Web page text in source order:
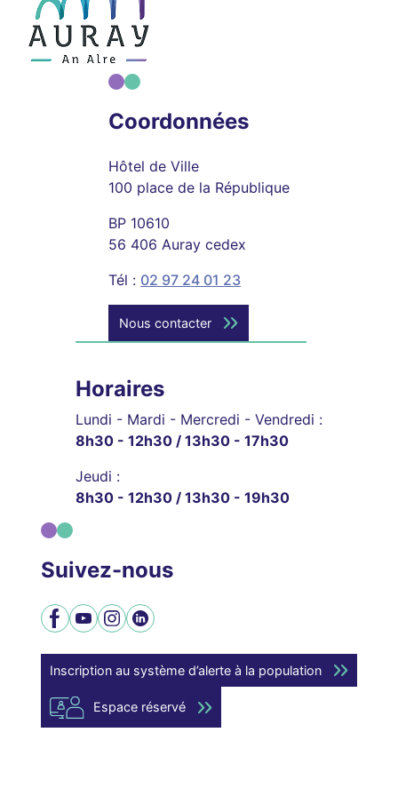
Coordonnées
Hôtel de Ville
100 place de la République
BP 10610
56 406 Auray cedex
Tél : 02 97 24 01 23
Nous contacter
Horaires
Lundi - Mardi - Mercredi - Vendredi :
8h30 - 12h30 / 13h30 - 17h30
Jeudi :
8h30 - 12h30 / 13h30 - 19h30
Suivez-nous
Facebook
YouTubeInstagram
LinkedIn
Inscription au système d’alerte à la population
Espace réservé